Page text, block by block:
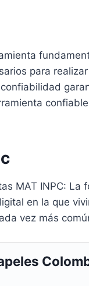
para
MAT INPC: La
en la que
vez más